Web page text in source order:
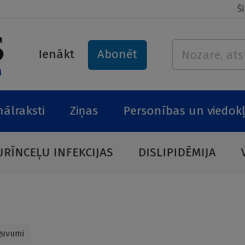
Ienākt Abonēt
Ziņas Personības un
INFEKCIJAS DISLIPIDĒMIJA